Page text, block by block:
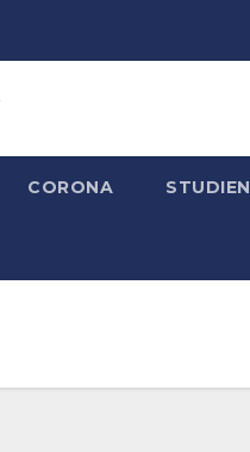
CORONA STUDIEN